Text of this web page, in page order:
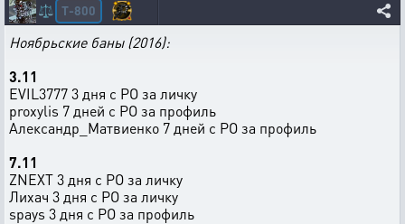
⚖️ T-800
Ноябрьские баны (2016):
3.11
EVIL3777 3 дня с РО за личку
proxylis 7 дней с РО за профиль
Александр_Матвиенко 7 дней с РО за профиль
7.11
ZNEXT 3 дня с РО за личку
Лихач 3 дня с РО за личку
spays 3 дня с РО за профиль